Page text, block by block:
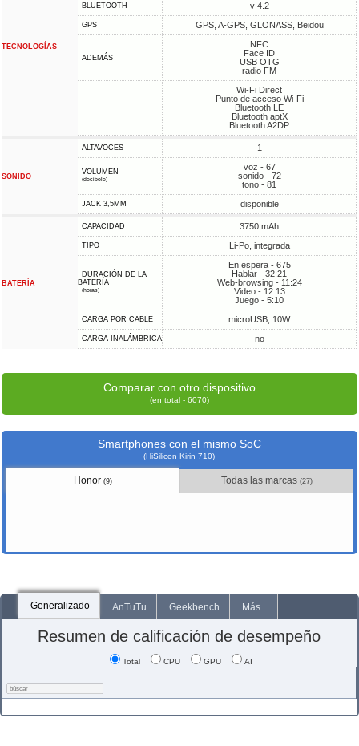
TECNOLOGÍAS
BLUETOOTH v 4.2
GPS GPS, A-GPS, GLONASS, Beidou
ADEMÁS
NFC
Face ID
USB OTG
radio FM
Wi-Fi Direct
Punto de acceso Wi-Fi
Bluetooth LE
Bluetooth aptX
Bluetooth A2DP
SONIDO
ALTAVOCES 1
VOLUMEN
(decibele)
voz - 67
sonido - 72
tono - 81
JACK 3,5MM disponible
BATERÍA
CAPACIDAD 3750 mAh
TIPO Li-Po, integrada
DURACIÓN DE LA
BATERÍA
(horas)
En espera - 675
Hablar - 32:21
Web-browsing - 11:24
Video - 12:13
Juego - 5:10
CARGA POR CABLE microUSB, 10W
CARGA INALÁMBRICA no
Comparar con otro dispositivo
(en total - 6070)
Smartphones con el mismo SoC
(HiSilicon Kirin 710)
Honor (9) Todas las marcas (27)
Generalizado AnTuTu Geekbench Más...
Resumen de calificación de desempeño
Total CPU GPU AI